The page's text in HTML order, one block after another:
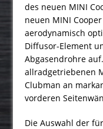
des neuen MINI
neuen MINI
aerodynamisch
Diffusor-Element
Abgasendrohre
allradgetriebenen
Clubman an
vorderen
Die Auswahl der